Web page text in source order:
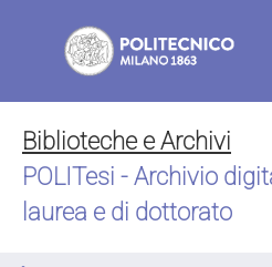
Biblioteche e Archivi
POLITesi - Archivio
laurea e di dottorato